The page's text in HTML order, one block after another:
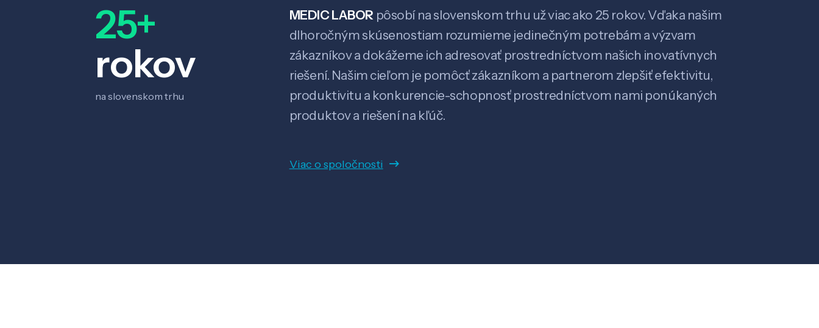
25+
rokov
na slovenskom trhu
MEDIC LABOR pôsobí na slovenskom trhu už viac ako 25 rokov. Vďaka našim
dlhoročným skúsenostiam rozumieme jedinečným potrebám a výzvam
zákazníkov a dokážeme ich adresovať prostredníctvom našich inovatívnych
riešení. Našim cieľom je pomôcť zákazníkom a partnerom zlepšiť efektivitu,
produktivitu a konkurencie-schopnosť prostredníctvom nami ponúkaných
produktov a riešení na kľúč.
Viac o spoločnosti